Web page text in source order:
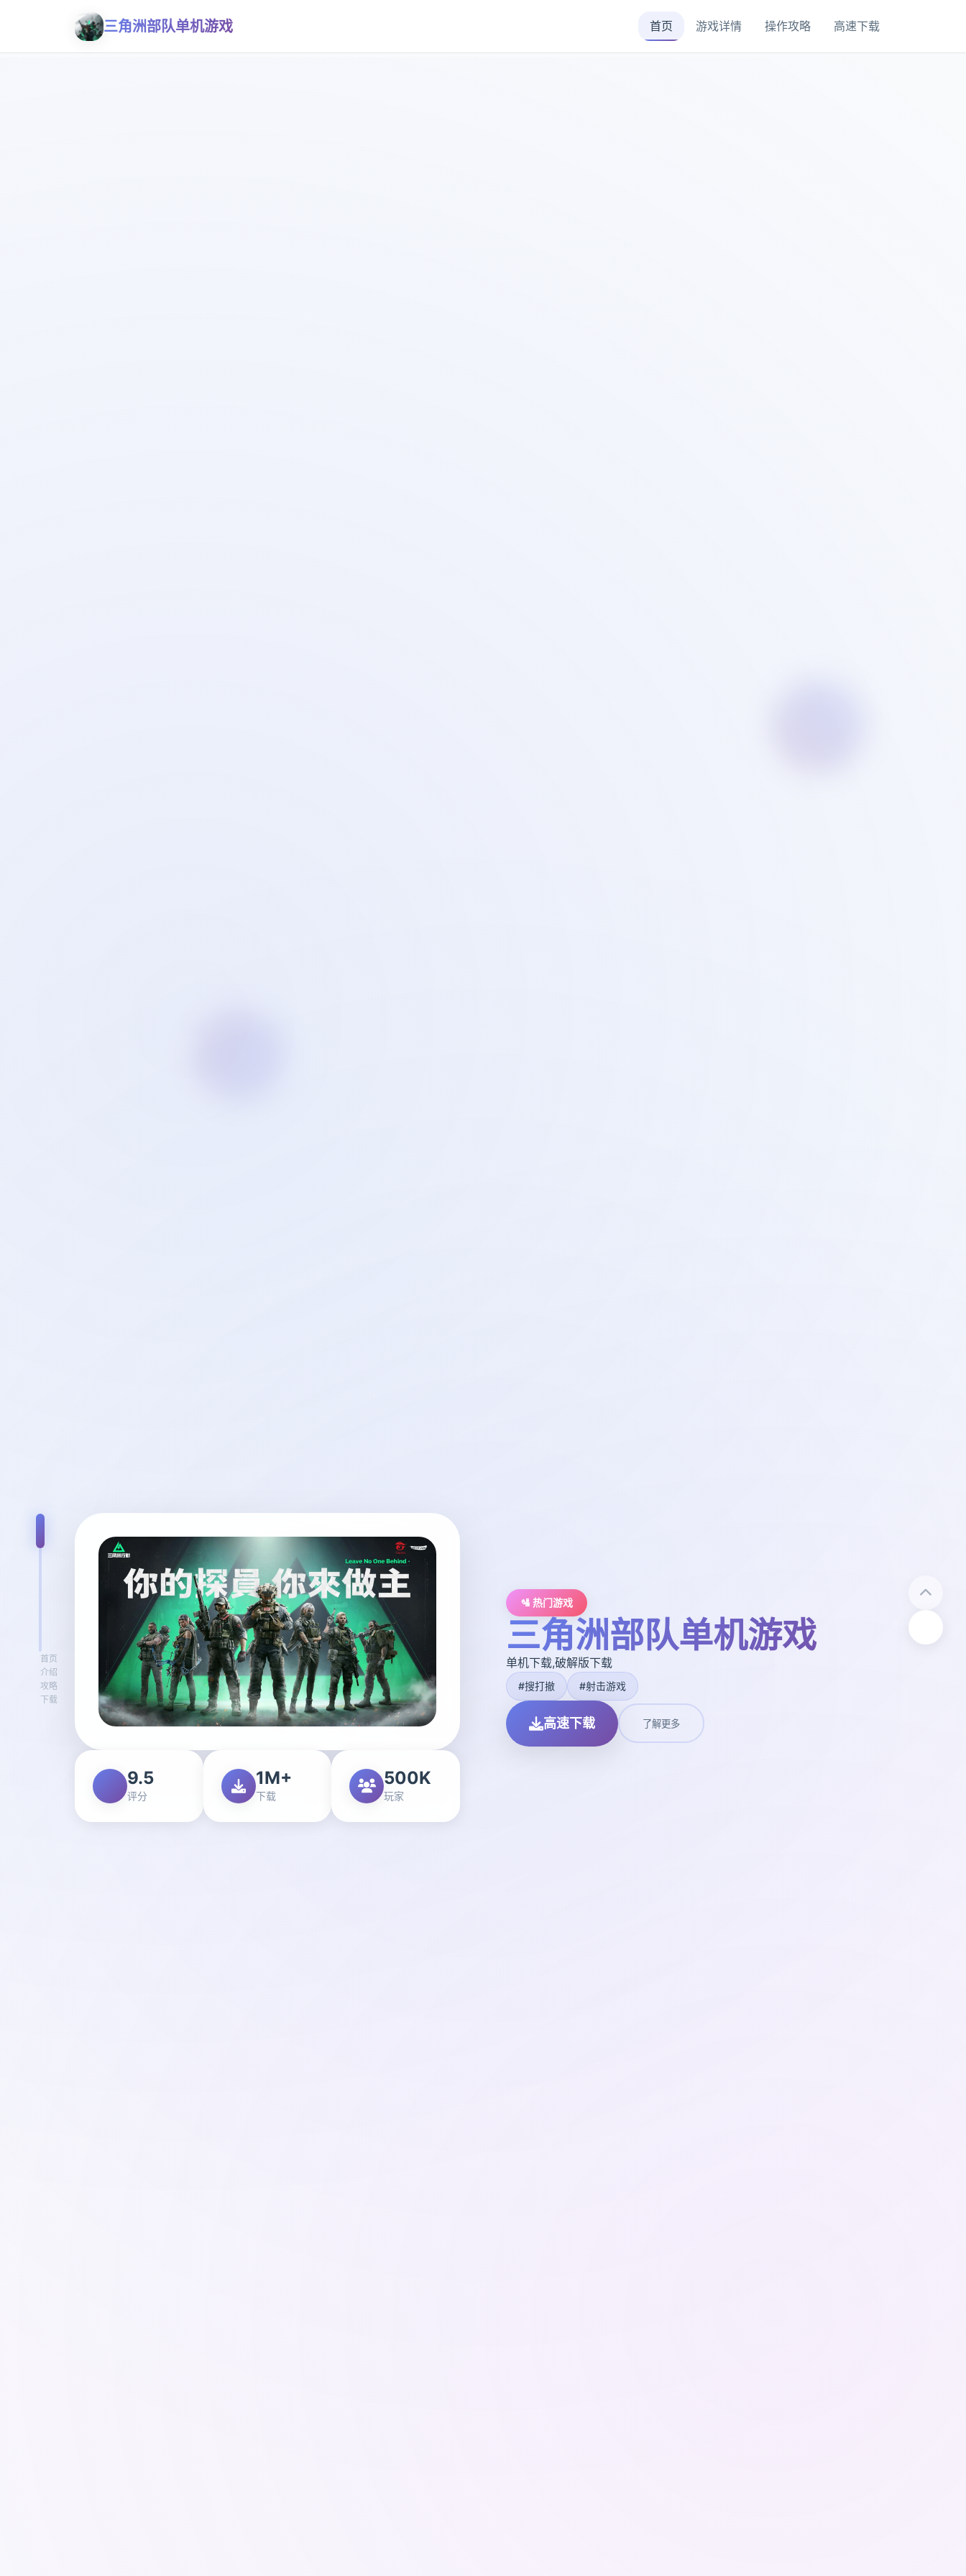
三角洲部队单机游戏 首页 游戏详情 操作攻略 高速下载
首页
介绍
攻略
下载
9.5
评分
1M+
下载
500K
玩家
🛂 热门游戏
三角洲部队单机游戏
单机下载,破解版下载
#搜打撤 #射击游戏
高速下载 了解更多